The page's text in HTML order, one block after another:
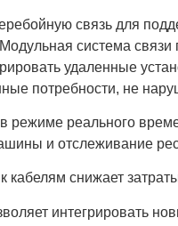
связь для
система связи
удаленные
потребности, не
режиме реального
и отслеживание
кабелям снижает
интегрировать